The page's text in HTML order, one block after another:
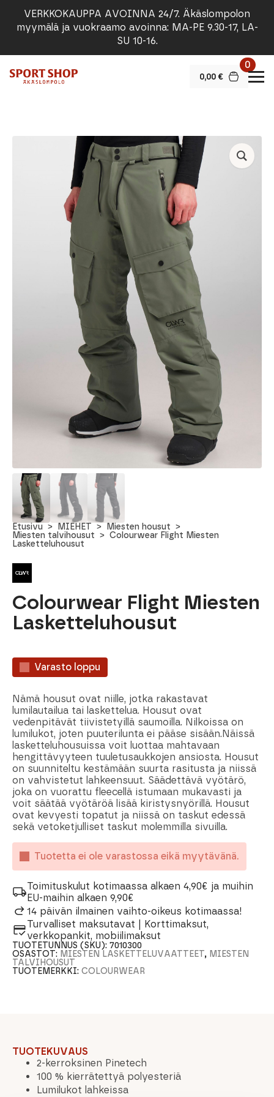
VERKKOKAUPPA AVOINNA 24/7. Äkäslompolon
myymälä ja vuokraamo avoinna: MA-PE 9.30-17, LA-
SU 10-16.
0,00 €
0
Etusivu MIEHET
Miesten housut
Miesten talvihousut
Colourwear Flight Miesten
Lasketteluhousut
Colourwear Flight Miesten
Lasketteluhousut
Varasto loppu
Nämä housut ovat niille, jotka rakastavat
lumilautailua tai laskettelua. Housut ovat
vedenpitävät tiivistetyillä saumoilla. Nilkoissa on
lumilukot, joten puuterilunta ei pääse sisään.Näissä
lasketteluhousuissa voit luottaa mahtavaan
hengittävyyteen tuuletusaukkojen ansiosta. Housut
on suunniteltu kestämään suurta rasitusta ja niissä
on vahvistetut lahkeensuut. Säädettävä vyötärö,
joka on vuorattu fleecellä istumaan mukavasti ja
voit säätää vyötäröä lisää kiristysnyörillä. Housut
ovat kevyesti topatut ja niissä on taskut edessä
sekä vetoketjulliset taskut molemmilla sivuilla.
Tuotetta ei ole varastossa eikä myytävänä.
Toimituskulut kotimaassa alkaen 4,90€ ja muihin
EU-maihin alkaen 9,90€
14 päivän ilmainen vaihto-oikeus kotimaassa!
Turvalliset maksutavat | Korttimaksut,
verkkopankit, mobiilimaksut
TUOTETUNNUS (SKU):7010300
OSASTOT: MIESTEN LASKETTELUVAATTEET, MIESTEN
TALVIHOUSUT
TUOTEMERKKI:COLOURWEAR
TUOTEKUVAUS
2-kerroksinen Pinetech
100 % kierrätettyä polyesteriä
Lumilukot lahkeissa